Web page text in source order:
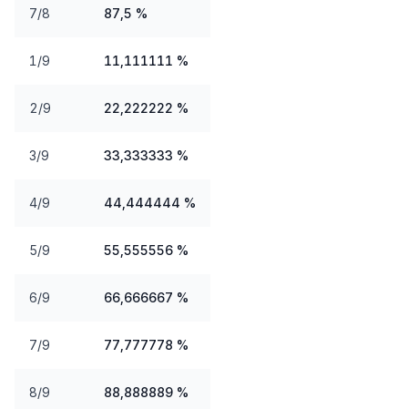
7/8 87,5 %
1/9 11,111111 %
2/9 22,222222 %
3/9 33,333333 %
4/9 44,444444 %
5/9 55,555556 %
6/9 66,666667 %
7/9 77,777778 %
8/9 88,888889 %